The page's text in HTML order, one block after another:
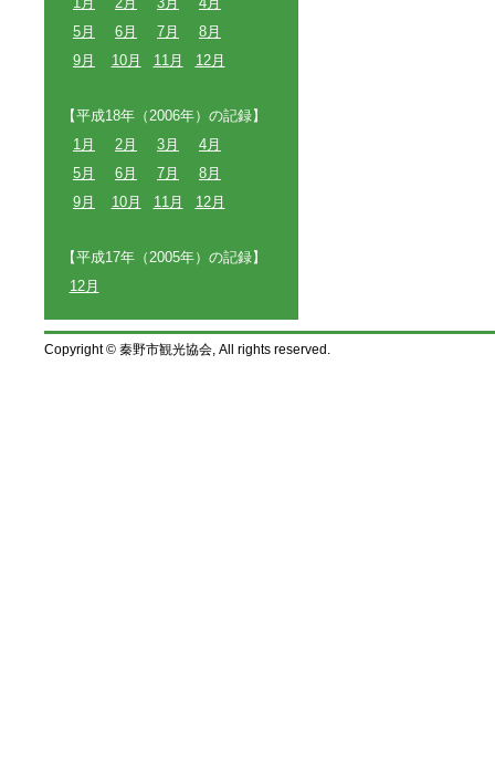
5月
6月 7月
8月
9月
10月 11月 12月
【平成18年（2006年）の記録】
1月
2月 3月
4月
5月
6月 7月
8月
9月
10月 11月 12月
【平成17年（2005年）の記録】
12月
Copyright © 秦野市観光協会, All rights reserved.